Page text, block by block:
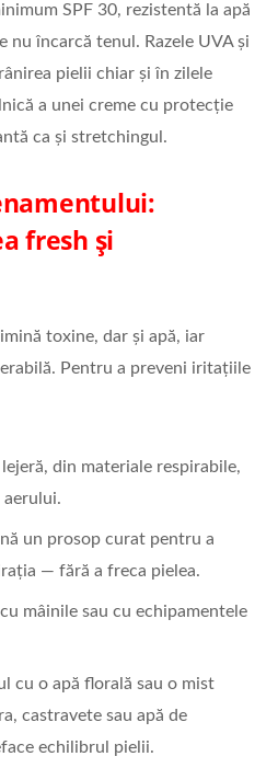
SPF 30, rezistentă la apă
nu încarcă tenul. Razele UVA și
pielii chiar și în zilele
a unei creme cu protecție
ca și stretchingul.
fresh și
toxine, dar și apă, iar
Pentru a preveni iritațiile
din materiale respirabile,
un prosop curat pentru a
— fără a freca pielea.
mâinile sau cu echipamentele
cu o apă florală sau o mist
castravete sau apă de
echilibrul pielii.